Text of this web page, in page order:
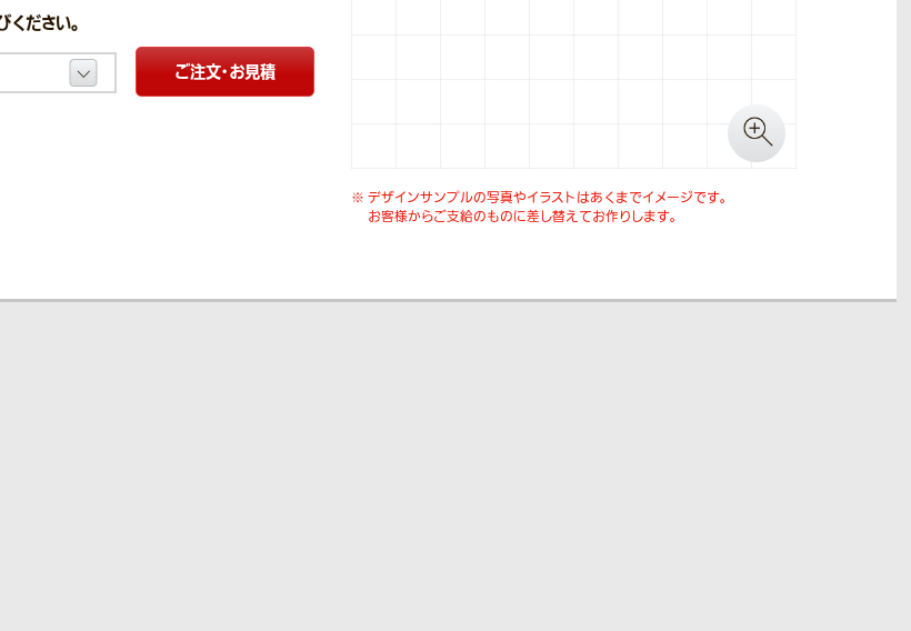
デザインサンプルの写真やイラストはあくまでイメージです。
お客様からご支給のものに差し替えてお作りします。
ださい。
ご注文・お見積